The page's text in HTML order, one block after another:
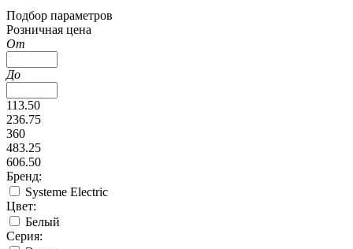
Подбор параметров
Розничная цена
От
До
113.50
236.75
360
483.25
606.50
Бренд:
Systeme Electric
Цвет:
Белый
Серия: